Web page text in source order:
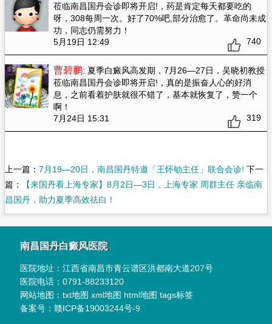
莅临南昌国丹会诊即将开启! ，药是肯定每天都要吃的
呀，308每周一次。好了70%吧,部分治愈了。革命尚未成
功，同志仍需努力！
5月19日 12:49
740
曹碧鹏: 夏季白癜风高发期，7月26—27日，吴晓初教授
莅临南昌国丹会诊即将开启! ，真的是振奋人心的好消
息，之前看着护肤就很不错了，基本就恢复了，赞一个
啊！
7月24日 15:31
319
上一篇： 7月19—20日，南昌国丹特邀「王怀劬主任」联合会诊! 下一
篇：
【来国丹看上海专家】8月2日—3日，上海专家 周群主任 亲临南
昌国丹，助力夏季高效祛白！
南昌国丹白癜风医院
医院地址：江西省南昌市青云谱区洪都南大道207号
医院电话：0791-88233120
网站地图：txt地图 xml地图 html地图 tags标签
备案号：赣ICP备19003244号-9